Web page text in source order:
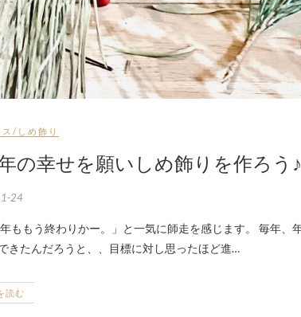
/しめ飾り
の幸せを願いしめ飾りを作ろう♪
24
きたんだろうと、、目標に対し思ったほど進…
読む